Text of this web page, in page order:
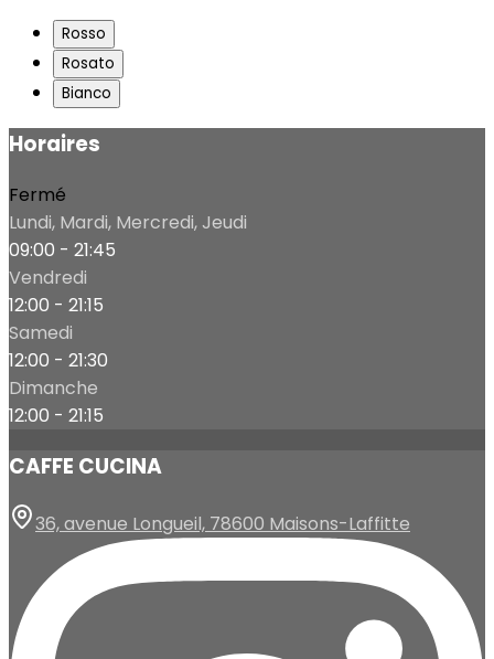
Rosso
Rosato
Bianco
Horaires
Fermé
Lundi, Mardi, Mercredi, Jeudi
09:00 - 21:45
Vendredi
12:00 - 21:15
Samedi
12:00 - 21:30
Dimanche
12:00 - 21:15
CAFFE CUCINA
36, avenue Longueil, 78600 Maisons-Laffitte